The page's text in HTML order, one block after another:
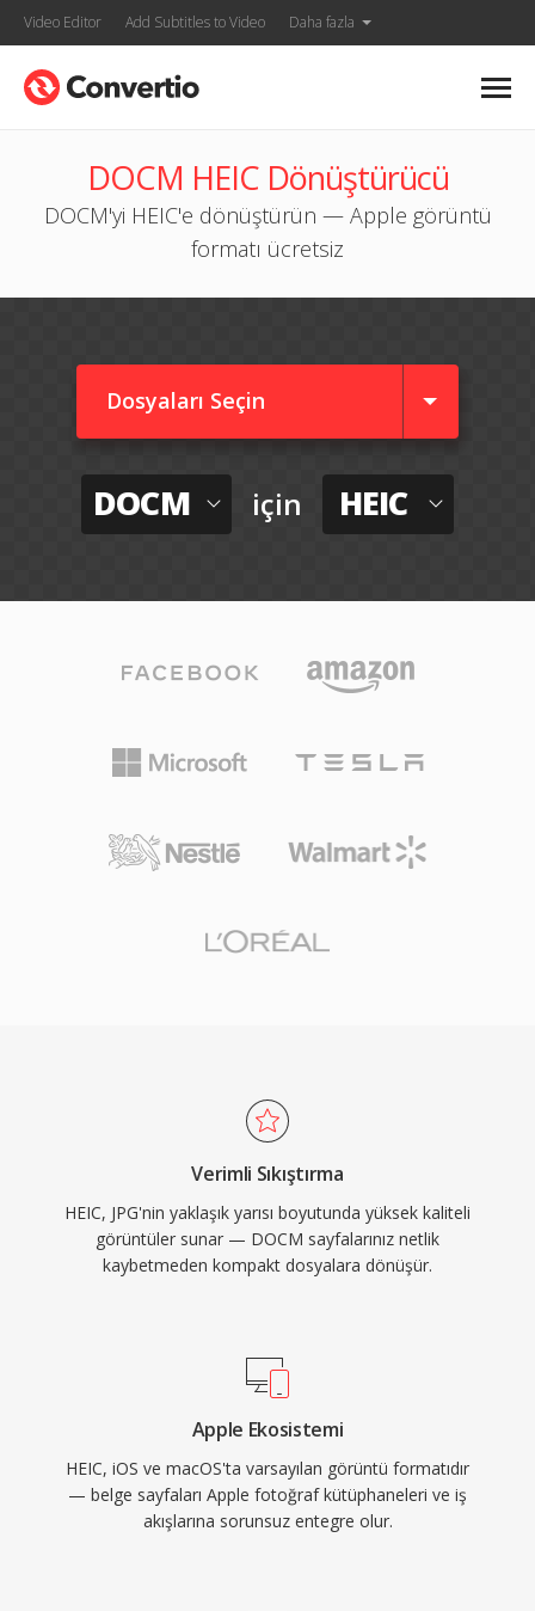
Video Editor Add Subtitles to Video Daha fazla
DOCM HEIC Dönüştürücü
DOCM'yi HEIC'e dönüştürün — Apple görüntü
formatı ücretsiz
Dosyaları Seçin
DOCM için HEIC
Verimli Sıkıştırma
HEIC, JPG'nin yaklaşık yarısı boyutunda yüksek kaliteli
görüntüler sunar — DOCM sayfalarınız netlik
kaybetmeden kompakt dosyalara dönüşür.
Apple Ekosistemi
HEIC, iOS ve macOS'ta varsayılan görüntü formatıdır
— belge sayfaları Apple fotoğraf kütüphaneleri ve iş
akışlarına sorunsuz entegre olur.